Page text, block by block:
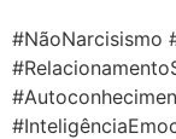
#NãoNarcisismo